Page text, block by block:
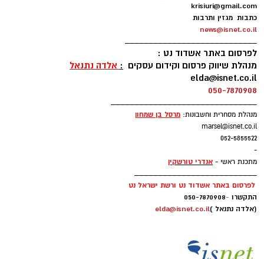
krisiuri@gmail.com
כתבות מגזין ותרבות
news@isnet.co.il
____________________________
לפרסום באתר אשדוד נט :
מנהלת שיווק פרסום וקידום עסקים : אלדה נתנאל
elda@isnet.co.il
050-7870908
_______________________________
מנהלת מסחרית וחשבונות: מרסל בן שמחון
marsel@isnet.co.il
052-5855522
-
מתכנת ראשי - אנדרי טורשקין
__________________________
לפרסום באתר אשדוד נט ורשת ישראל נט
התקשרו -
050-7870908
(אלדה נתנאל )elda@isnet.co.il